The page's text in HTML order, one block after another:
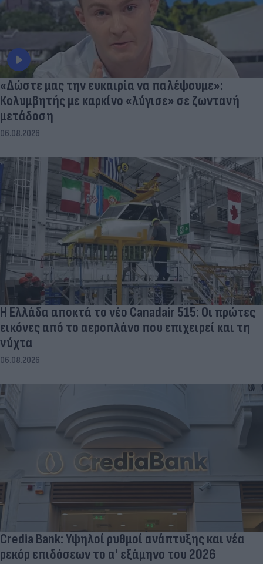
«Δώστε μας την ευκαιρία να παλέψουμε»:
Κολυμβητής με καρκίνο «λύγισε» σε ζωντανή
μετάδοση
06.08.2026
Η Ελλάδα αποκτά το νέο Canadair 515: Οι πρώτες
εικόνες από το αεροπλάνο που επιχειρεί και τη
νύχτα
06.08.2026
Credia Bank: Υψηλοί ρυθμοί ανάπτυξης και νέα
ρεκόρ επιδόσεων το α' εξάμηνο του 2026